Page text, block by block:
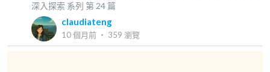
深入探索 系列 第24 篇
claudiateng
10 個月前 ‧ 359 瀏覽